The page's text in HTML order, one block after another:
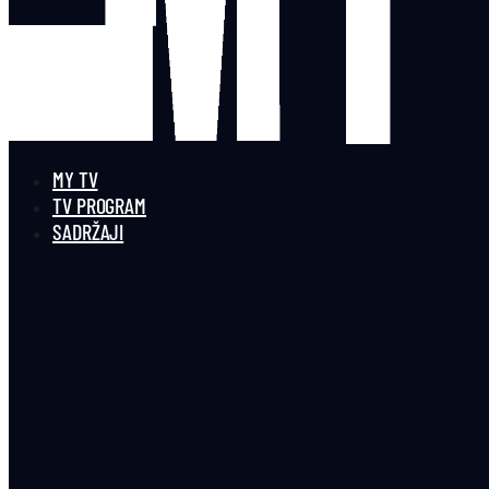
MY TV
TV PROGRAM
SADRŽAJI